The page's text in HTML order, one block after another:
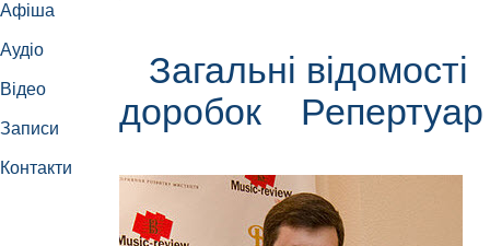
Афіша
Аудіо
Відео
Записи
Контакти
Загальні відомості
доробок